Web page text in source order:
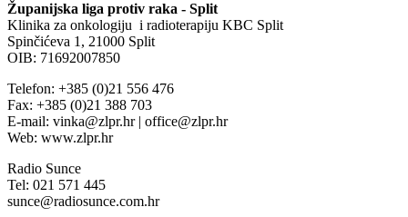
Županijska liga protiv raka - Split
Klinika za onkologiju i radioterapiju KBC Split
Spinčićeva 1, 21000 Split
OIB: 71692007850
Telefon: +385 (0)21 556 476
Fax: +385 (0)21 388 703
E-mail: vinka@zlpr.hr | office@zlpr.hr
Web: www.zlpr.hr
Radio Sunce
Tel: 021 571 445
sunce@radiosunce.com.hr